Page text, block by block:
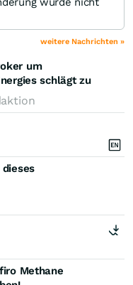
weitere Nachrichten »
um
schlägt zu
Methane